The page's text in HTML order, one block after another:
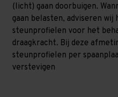
(licht) gaan doorbuigen.
gaan belasten, adviseren wij
steunprofielen voor het
draagkracht. Bij deze
steunprofielen per
verstevigen